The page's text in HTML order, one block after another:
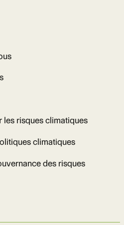
les risques climatiques
climatiques
des risques